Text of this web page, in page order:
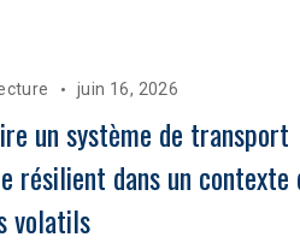
juin 16, 2026
un système de transport
résilient dans un contexte
volatils